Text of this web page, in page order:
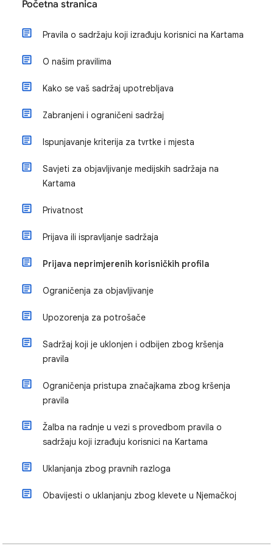
Početna stranica
Pravila o sadržaju koji izrađuju korisnici na Kartama
O našim pravilima
Kako se vaš sadržaj upotrebljava
Zabranjeni i ograničeni sadržaj
Ispunjavanje kriterija za tvrtke i mjesta
Savjeti za objavljivanje medijskih sadržaja na
Kartama
Privatnost
Prijava ili ispravljanje sadržaja
Prijava neprimjerenih korisničkih profila
Ograničenja za objavljivanje
Upozorenja za potrošače
Sadržaj koji je uklonjen i odbijen zbog kršenja
pravila
Ograničenja pristupa značajkama zbog kršenja
pravila
Žalba na radnje u vezi s provedbom pravila o
sadržaju koji izrađuju korisnici na Kartama
Uklanjanja zbog pravnih razloga
Obavijesti o uklanjanju zbog klevete u Njemačkoj